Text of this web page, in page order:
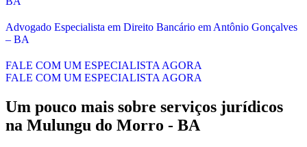
Advogado Especialista em Direito Bancário em Antônio Gonçalves
– BA
FALE COM UM ESPECIALISTA AGORA
FALE COM UM ESPECIALISTA AGORA
Um pouco mais sobre serviços jurídicos
na Mulungu do Morro - BA